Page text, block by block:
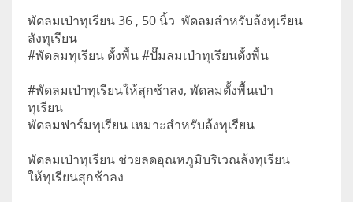
พัดลมเป่าทุเรียน 36 , 50 นิ้ว พัดลมสำหรับล้งทุเรียน
ลังทุเรียน
#พัดลมทุเรียน ตั้งพื้น #ปั๊มลมเป่าทุเรียนตั้งพื้น
#พัดลมเป่าทุเรียนให้สุกช้าลง, พัดลมตั้งพื้นเป่า
ทุเรียน
พัดลมฟาร์มทุเรียน เหมาะสำหรับล้งทุเรียน
พัดลมเป่าทุเรียน ช่วยลดอุณหภูมิบริเวณล้งทุเรียน
ให้ทุเรียนสุกช้าลง